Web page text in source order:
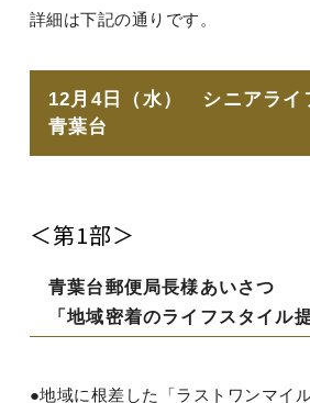
詳細は下記の通りです。
12月4日（水） シニアライ
青葉台
＜第1部＞
青葉台郵便局長様あいさつ
「地域密着のライフスタイル提
●地域に根差した「ラストワンマイ